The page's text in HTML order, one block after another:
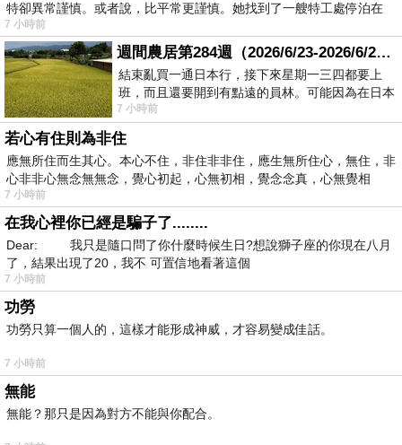
特卻異常謹慎。或者說，比平常更謹慎。她找到了一艘特工處停泊在
7 小時前
週間農居第284週（2026/6/23-2026/6/24) 夏至 金黃稻浪洋溢豐收喜悅
結束亂買一通日本行，接下來星期一三四都要上
班，而且還要開到有點遠的員林。可能因為在日本
花不少錢，星期一出門上班時，心裡沒有一
7 小時前
若心有住則為非住
應無所住而生其心。本心不住，非住非非住，應生無所住心，無住，非
心非非心無念無無念，覺心初起，心無初相，覺念念真，心無覺相
7 小時前
在我心裡你已經是騙子了........
Dear: 我只是隨口問了你什麼時候生日?想說獅子座的你現在八月
了，結果出現了20，我不 可置信地看著這個
7 小時前
功勞
功勞只算一個人的，這樣才能形成神威，才容易變成佳話。
7 小時前
無能
無能？那只是因為對方不能與你配合。